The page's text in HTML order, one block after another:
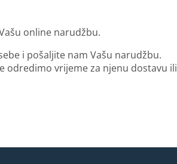
online narudžbu.
i pošaljite nam Vašu narudžbu.
odredimo vrijeme za njenu dostavu ili